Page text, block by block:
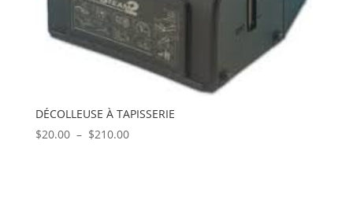
DÉCOLLEUSE À TAPISSERIE
$20.00 – $210.00Plage